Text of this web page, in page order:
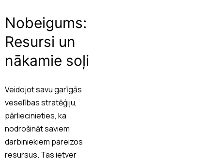
Nobeigums:
Resursi un
nākamie soļi
Veidojot savu garīgās
veselības stratēģiju,
pārliecinieties, ka
nodrošināt saviem
darbiniekiem pareizos
resursus. Tas ietver